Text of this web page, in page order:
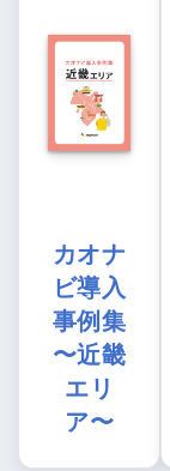
カオナ
ビ導入
事例集
〜近畿
エリ
ア〜